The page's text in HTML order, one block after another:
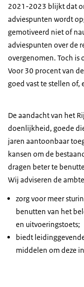
2021-2023 blijkt dat
adviespunten wordt
gemotiveerd niet of
adviespunten over de
overgenomen. Toch is
Voor 30 procent van
goed vast te stellen of,
De aandacht van het
doenlijkheid, goede
jaren aantoonbaar
kansen om de
dragen beter te
Wij adviseren de
zorg voor meer
benutten van het
en uitvoeringstoets;
biedt
middelen om deze